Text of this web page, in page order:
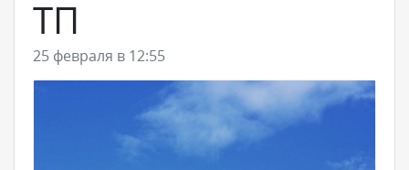
ТП
25 февраля в 12:55